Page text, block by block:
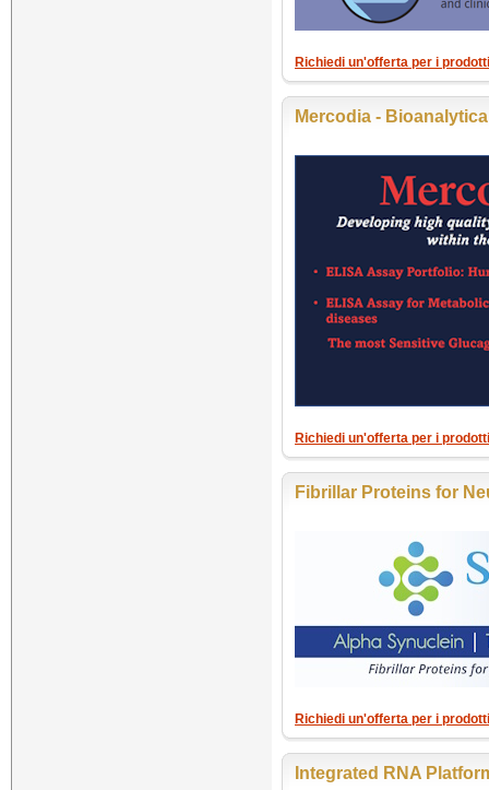
Richiedi un'offerta per i
Mercodia -
Richiedi un'offerta per i
Fibrillar Proteins for
Richiedi un'offerta per i
Integrated RNA